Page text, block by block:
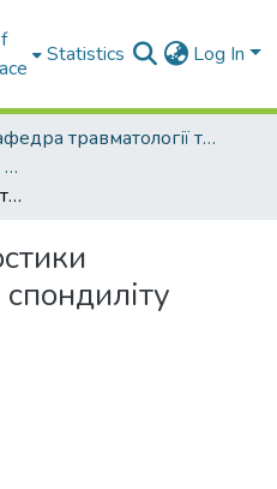
Statistics Log In
Кафедра травматології та ортопедії
Наукові праці. Кафедра травматології та ортопедії
Принципи діагностики туберкульозного спондиліту